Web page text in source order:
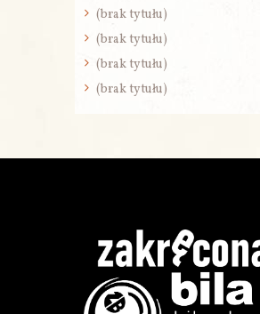
(brak tytułu)
(brak tytułu)
(brak tytułu)
(brak tytułu)